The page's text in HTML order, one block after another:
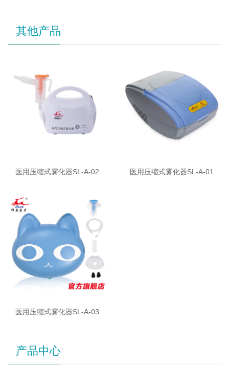
其他产品
医用压缩式雾化器SL-A-02 医用压缩式雾化器SL-A-01
医用压缩式雾化器SL-A-03
产品中心